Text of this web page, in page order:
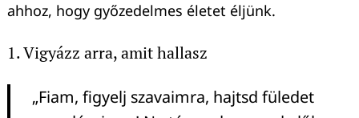
ahhoz, hogy győzedelmes életet éljünk.
1. Vigyázz arra, amit hallasz
„Fiam, figyelj szavaimra, hajtsd füledet